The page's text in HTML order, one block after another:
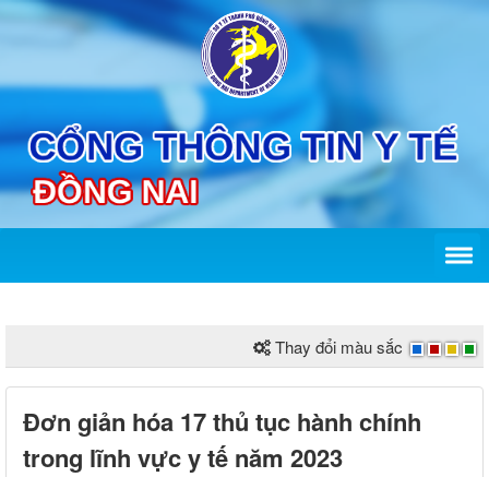
Thay đổi màu sắc
Đơn giản hóa 17 thủ tục hành chính
trong lĩnh vực y tế năm 2023